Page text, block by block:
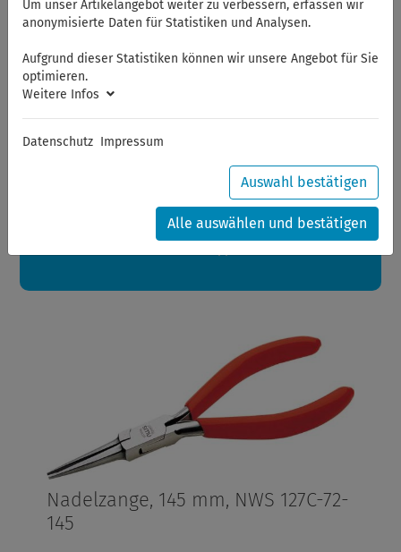
Sommerferien
Sehr geehrte Kunden,
Ihre Bestellungen in diesem Zeitraum werden ab dem
24.08.2026 verschickt.
Eine schöne Sommerpause
Nadelzange, 145 mm, NWS 127C-72-
145
Um unser Artikelangebot weiter zu verbessern, erfassen wir
anonymisierte Daten für Statistiken und Analysen.
Aufgrund dieser Statistiken können wir unsere Angebot für Sie
optimieren.
Weitere Infos
Datenschutz Impressum
Auswahl bestätigen
Alle auswählen und bestätigen